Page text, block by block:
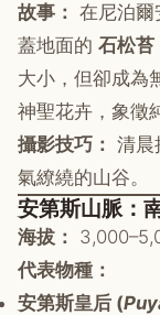
故事： 在尼泊爾
蓋地面的 石松苔
大小，但卻成為
神聖花卉，象徵
攝影技巧： 清晨
氣繚繞的山谷。
安第斯山脈：
海拔：
代表物種：
安第斯皇后 (